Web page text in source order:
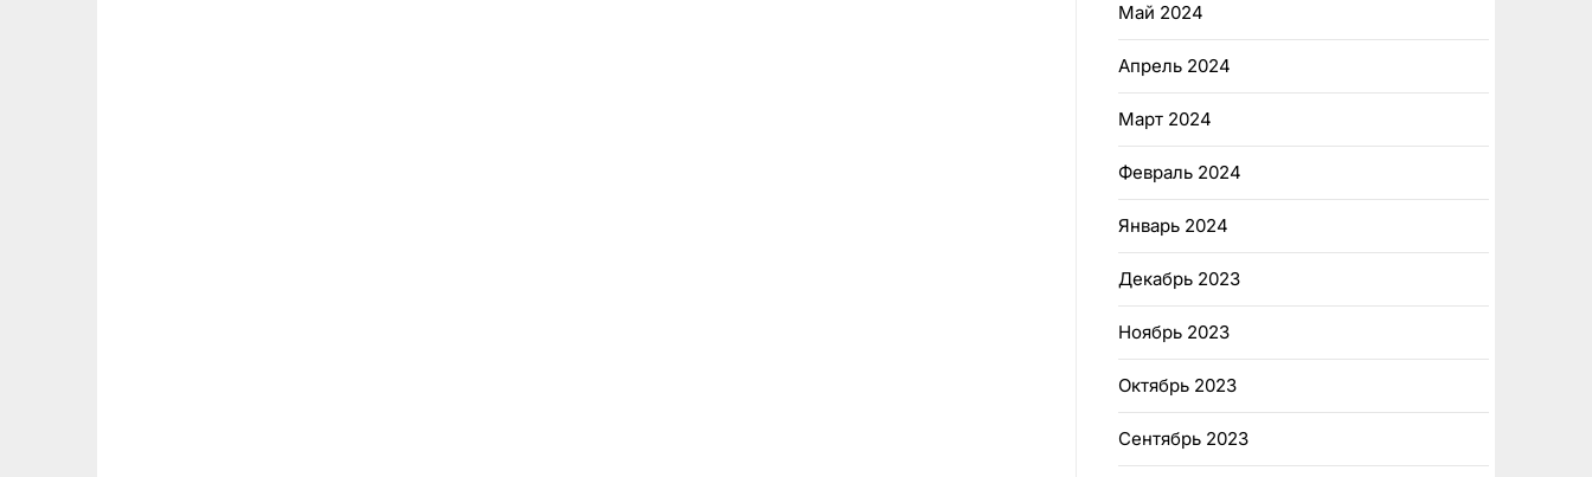
Май 2024
Апрель 2024
Март 2024
Февраль 2024
Январь 2024
Декабрь 2023
Ноябрь 2023
Октябрь 2023
Сентябрь 2023